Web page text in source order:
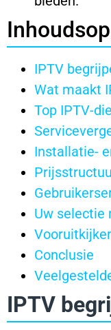
IPTV
Wat maakt
Top IPTV-
Installatie-
Uw selectie
Conclusie
IPTV